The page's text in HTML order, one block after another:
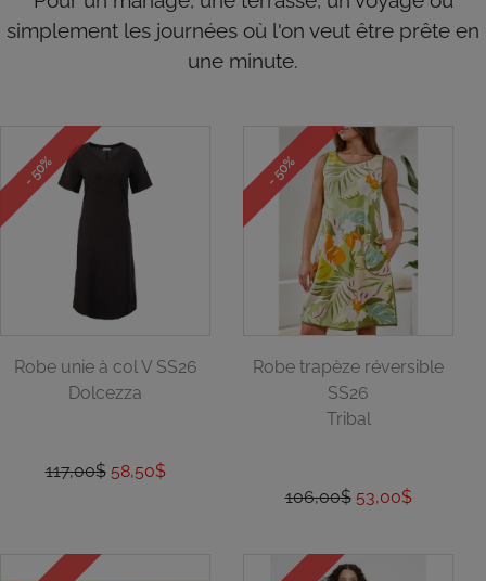
simplement les journées où l'on veut être prête en
une minute.
- 50%
Robe unie à col V SS26
Dolcezza
117,00$ 58,50$
- 50%
Robe trapèze réversible
SS26
Tribal
106,00$ 53,00$